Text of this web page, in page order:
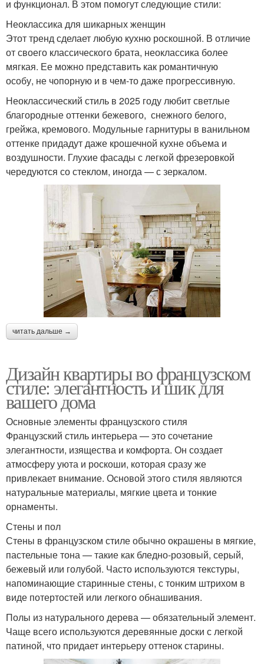
и функционал. В этом помогут следующие стили:
Неоклассика для шикарных женщин
Этот тренд сделает любую кухню роскошной. В отличие
от своего классического брата, неоклассика более
мягкая. Ее можно представить как романтичную
особу, не чопорную и в чем-то даже прогрессивную.
Неоклассический стиль в 2025 году любит светлые
благородные оттенки бежевого, снежного белого,
грейжа, кремового. Модульные гарнитуры в ванильном
оттенке придадут даже крошечной кухне объема и
воздушности. Глухие фасады с легкой фрезеровкой
чередуются со стеклом, иногда — с зеркалом.
читать дальше →
Дизайн квартиры во французском
стиле: элегантность и шик для
вашего дома
Основные элементы французского стиля
Французский стиль интерьера — это сочетание
элегантности, изящества и комфорта. Он создает
атмосферу уюта и роскоши, которая сразу же
привлекает внимание. Основой этого стиля являются
натуральные материалы, мягкие цвета и тонкие
орнаменты.
Стены и пол
Стены в французском стиле обычно окрашены в мягкие,
пастельные тона — такие как бледно-розовый, серый,
бежевый или голубой. Часто используются текстуры,
напоминающие старинные стены, с тонким штрихом в
виде потертостей или легкого обнашивания.
Полы из натурального дерева — обязательный элемент.
Чаще всего используются деревянные доски с легкой
патиной, что придает интерьеру оттенок старины.